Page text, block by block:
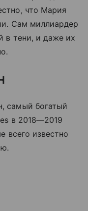
что Мария
Сам миллиардер
в тени, и даже их
самый богатый
в 2018—2019
всего известно